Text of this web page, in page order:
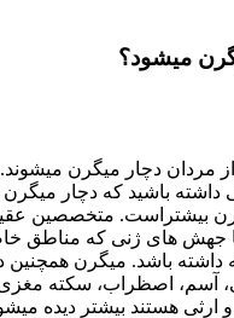
میشود؟
مردان دچار میگرن
داشته باشید که دچار میگرن
بیشتراست. متخصصین
های ژنی که مناطق
داشته باشد. میگرن همچنین
آسم، اصظراب، سکته
ارثی هستند بیشتر دیده